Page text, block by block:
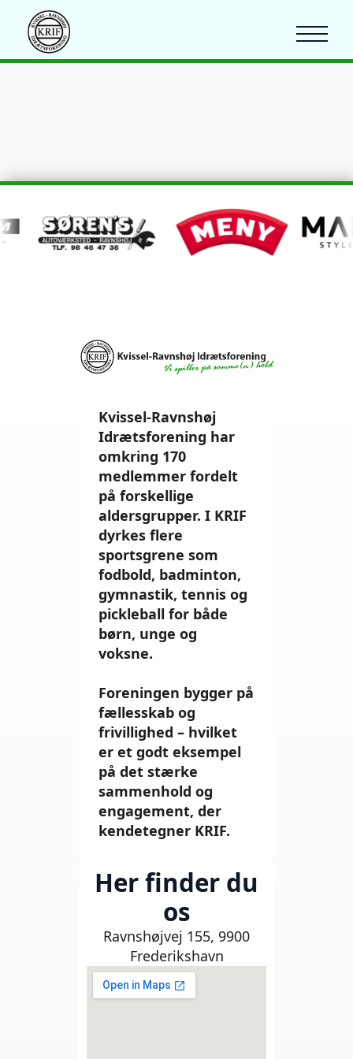
Kvissel-Ravnshøj
Idrætsforening har
omkring 170
medlemmer fordelt
på forskellige
aldersgrupper. I KRIF
dyrkes flere
sportsgrene som
fodbold, badminton,
gymnastik, tennis og
pickleball for både
børn, unge og
voksne.
Foreningen bygger på
fællesskab og
frivillighed – hvilket
er et godt eksempel
på det stærke
sammenhold og
engagement, der
kendetegner KRIF.
Her finder du
os
Ravnshøjvej 155, 9900
Frederikshavn